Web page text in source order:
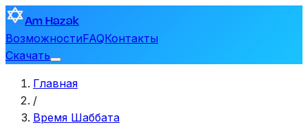
Am Hazak
ВозможностиFAQКонтакты
Скачать
Главная
/
Время Шаббата